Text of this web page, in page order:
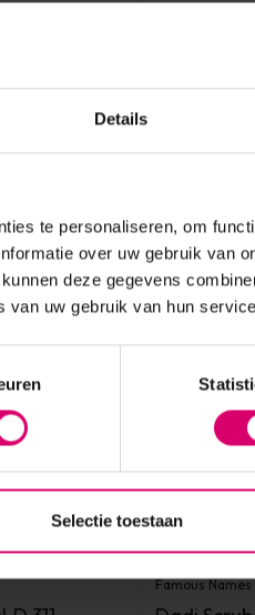
Details
te personaliseren, om
over uw gebruik van
deze gegevens
van uw gebruik van hun
Selectie toestaan
Scrub 100
Famous Names